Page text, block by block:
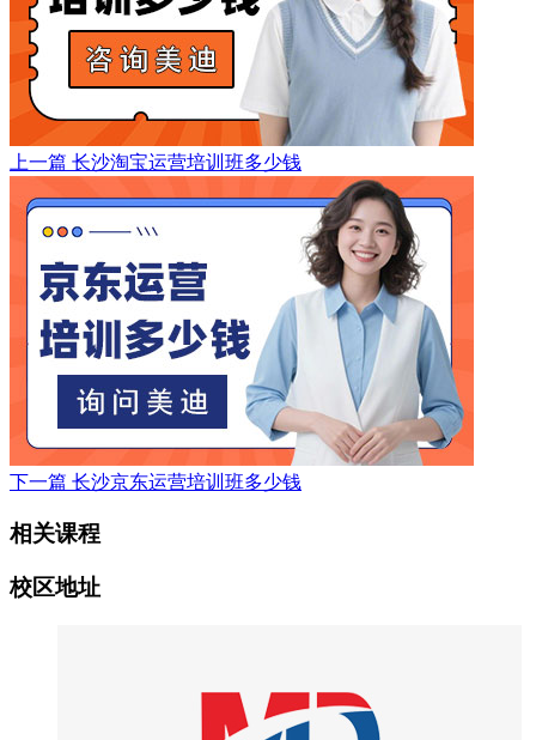
上一篇 长沙淘宝运营培训班多少钱
下一篇 长沙京东运营培训班多少钱
相关课程
校区地址